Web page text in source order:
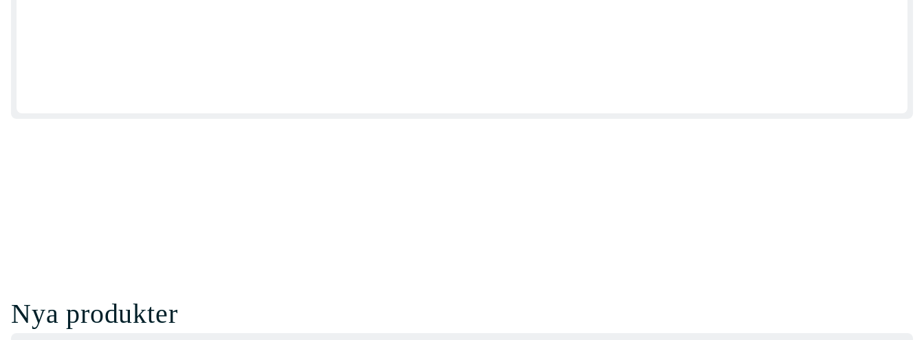
Nya produkter